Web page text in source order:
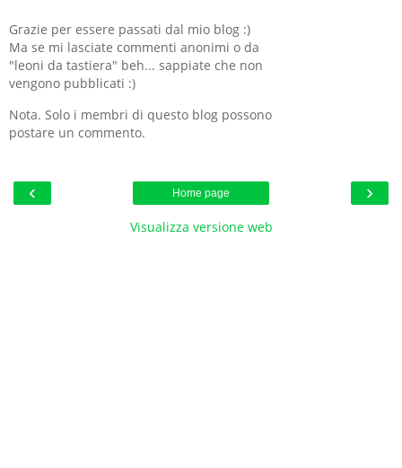
Grazie per essere passati dal mio blog :)
Ma se mi lasciate commenti anonimi o da
"leoni da tastiera" beh... sappiate che non
vengono pubblicati :)
Nota. Solo i membri di questo blog possono
postare un commento.
‹ ›
Home page
Visualizza versione web